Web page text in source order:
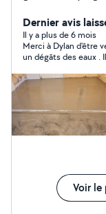
Dernier avis
Il y a plus de 6 mois
Merci à Dylan d'être
un dégâts des eaux . Il
Voir le